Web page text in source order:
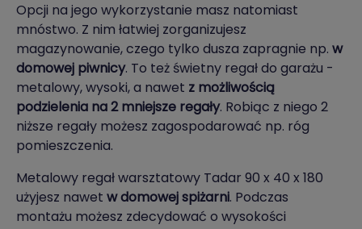
Opcji na jego wykorzystanie masz natomiast
mnóstwo. Z nim łatwiej zorganizujesz
magazynowanie, czego tylko dusza zapragnie np. w
domowej piwnicy. To też świetny regał do garażu -
metalowy, wysoki, a nawet z możliwością
podzielenia na 2 mniejsze regały. Robiąc z niego 2
niższe regały możesz zagospodarować np. róg
pomieszczenia.
Metalowy regał warsztatowy Tadar 90 x 40 x 180
użyjesz nawet w domowej spiżarni. Podczas
montażu możesz zdecydować o wysokości